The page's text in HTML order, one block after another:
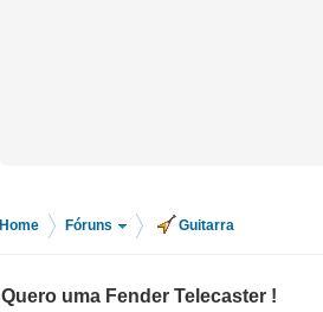
Home Fóruns Guitarra
Quero uma Fender Telecaster !